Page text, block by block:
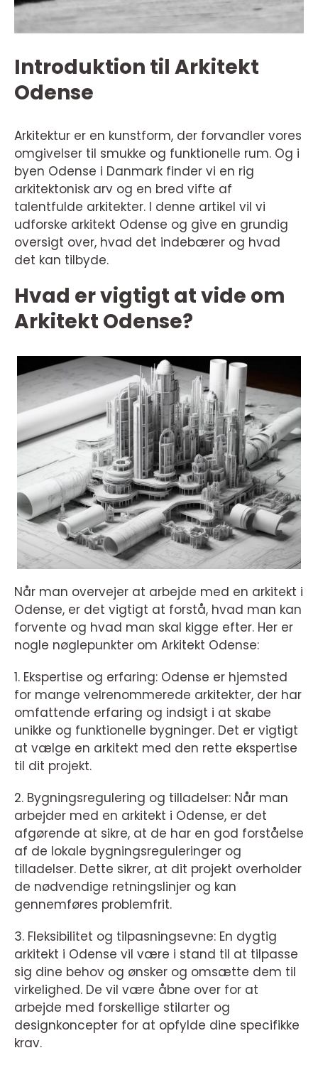
Introduktion til Arkitekt
Odense
Arkitektur er en kunstform, der forvandler vores
omgivelser til smukke og funktionelle rum. Og i
byen Odense i Danmark finder vi en rig
arkitektonisk arv og en bred vifte af
talentfulde arkitekter. I denne artikel vil vi
udforske arkitekt Odense og give en grundig
oversigt over, hvad det indebærer og hvad
det kan tilbyde.
Hvad er vigtigt at vide om
Arkitekt Odense?
Når man overvejer at arbejde med en arkitekt i
Odense, er det vigtigt at forstå, hvad man kan
forvente og hvad man skal kigge efter. Her er
nogle nøglepunkter om Arkitekt Odense:
1. Ekspertise og erfaring: Odense er hjemsted
for mange velrenommerede arkitekter, der har
omfattende erfaring og indsigt i at skabe
unikke og funktionelle bygninger. Det er vigtigt
at vælge en arkitekt med den rette ekspertise
til dit projekt.
2. Bygningsregulering og tilladelser: Når man
arbejder med en arkitekt i Odense, er det
afgørende at sikre, at de har en god forståelse
af de lokale bygningsreguleringer og
tilladelser. Dette sikrer, at dit projekt overholder
de nødvendige retningslinjer og kan
gennemføres problemfrit.
3. Fleksibilitet og tilpasningsevne: En dygtig
arkitekt i Odense vil være i stand til at tilpasse
sig dine behov og ønsker og omsætte dem til
virkelighed. De vil være åbne over for at
arbejde med forskellige stilarter og
designkoncepter for at opfylde dine specifikke
krav.